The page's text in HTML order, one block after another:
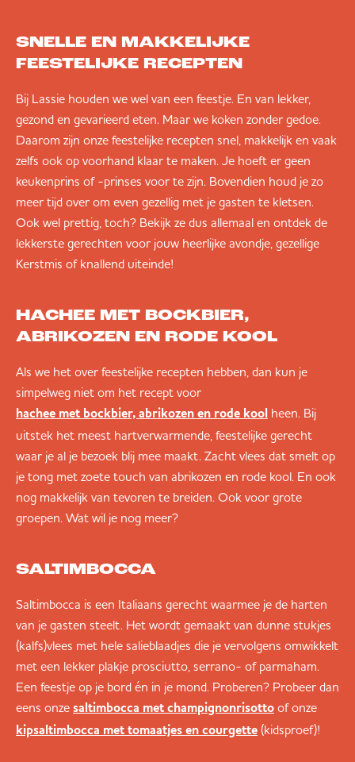
SNELLE EN MAKKELIJKE
FEESTELIJKE RECEPTEN
Bij Lassie houden we wel van een feestje. En van lekker,
gezond en gevarieerd eten. Maar we koken zonder gedoe.
Daarom zijn onze feestelijke recepten snel, makkelijk en vaak
zelfs ook op voorhand klaar te maken. Je hoeft er geen
keukenprins of -prinses voor te zijn. Bovendien houd je zo
meer tijd over om even gezellig met je gasten te kletsen.
Ook wel prettig, toch? Bekijk ze dus allemaal en ontdek de
lekkerste gerechten voor jouw heerlijke avondje, gezellige
Kerstmis of knallend uiteinde!
HACHEE MET BOCKBIER,
ABRIKOZEN EN RODE KOOL
Als we het over feestelijke recepten hebben, dan kun je
simpelweg niet om het recept voor
hachee met bockbier, abrikozen en rode kool heen. Bij
uitstek het meest hartverwarmende, feestelijke gerecht
waar je al je bezoek blij mee maakt. Zacht vlees dat smelt op
je tong met zoete touch van abrikozen en rode kool. En ook
nog makkelijk van tevoren te breiden. Ook voor grote
groepen. Wat wil je nog meer?
SALTIMBOCCA
Saltimbocca is een Italiaans gerecht waarmee je de harten
van je gasten steelt. Het wordt gemaakt van dunne stukjes
(kalfs)vlees met hele salieblaadjes die je vervolgens omwikkelt
met een lekker plakje prosciutto, serrano- of parmaham.
Een feestje op je bord én in je mond. Proberen? Probeer dan
eens onze saltimbocca met champignonrisotto of onze
kipsaltimbocca met tomaatjes en courgette (kidsproef)!